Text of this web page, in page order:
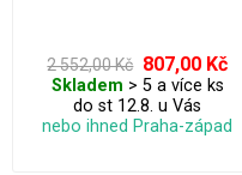
každodenní nošení. Bez
stahovací gumy pro maximální
komfort a volnou cirkulaci krve.
2 552,00 Kč 807,00 Kč
Skladem > 5 a více ks
do st 12.8. u Vás
nebo ihned Praha-západ